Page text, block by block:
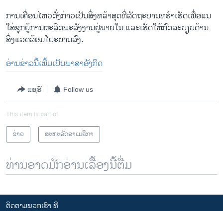
ການເຄື່ອນ​ໄຫວ​ດັ່ງກ່າວ​ເປັນສິ່ງ​ຫ​ລ້າ​ສຸດທີ່ລັດຖະບານ​ທຣໍາເຮັດ​ເພື່ອ​ແນ​
ໃສ່ຊຸກຍູ້​ການ​ຜະລິດພະລັງງານ​ຢູ່​ພາຍ​ໃນ ​ແລະເຮັດ​ໃຫ້​ກົດ​ລະບຽບດ້ານ
ສິ່ງ​ແວດ​ລ້ອມໂຍະຍານລົງ.
ອ່ານຂ່າວນີ້ເພີ້ມເປັນພາສາອັງກິດ
ແຊຣ໌ Follow us
This item is part of
ຂ່າວ
ສະຫະລັດອາເມຣິກາ
ທ່ານອາດມັກອ່ານເລື້ອງນີ້ຕື່ມ
ຕິດຕາມພວກເຮົາ ທີ່